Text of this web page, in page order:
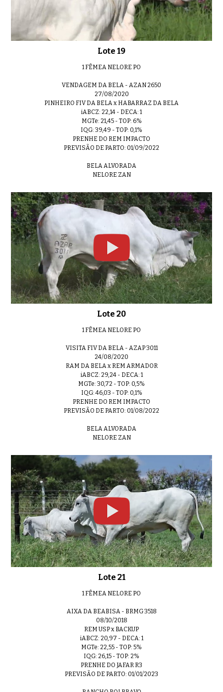
Lote 19
1 FÊMEA NELORE PO
VENDAGEM DA BELA - AZAN 2650
27/08/2020
PINHEIRO FIV DA BELA x HABARRAZ DA BELA
iABCZ: 22,14 - DECA: 1
MGTe: 21,45 - TOP: 6%
IQG: 39,49 - TOP: 0,1%
PRENHE DO REM IMPACTO
PREVISÃO DE PARTO: 01/09/2022
BELA ALVORADA
NELORE ZAN
Lote 20
1 FÊMEA NELORE PO
VISITA FIV DA BELA - AZAP 3011
24/08/2020
RAM DA BELA x REM ARMADOR
iABCZ: 29,24 - DECA: 1
MGTe: 30,72 - TOP: 0,5%
IQG: 46,03 - TOP: 0,1%
PRENHE DO REM IMPACTO
PREVISÃO DE PARTO: 01/08/2022
BELA ALVORADA
NELORE ZAN
Lote 21
1 FÊMEA NELORE PO
AIXA DA BEABISA - BRMG 3518
08/10/2018
REM USP x BACKUP
iABCZ: 20,97 - DECA: 1
MGTe: 22,55 - TOP: 5%
IQG: 26,15 - TOP: 2%
PRENHE DO JAFAR R3
PREVISÃO DE PARTO: 01/01/2023